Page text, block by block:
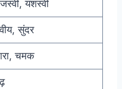
यशस्वी
सुंदर
चमक